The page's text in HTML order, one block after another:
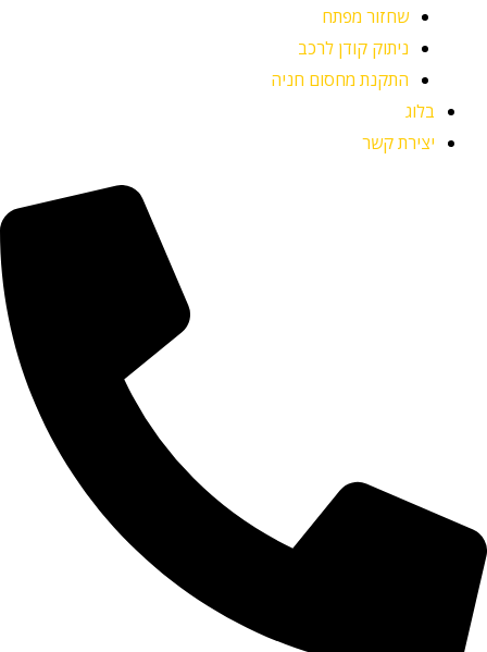
שחזור מפתח
ניתוק קודן לרכב
התקנת מחסום חניה
בלוג
יצירת קשר